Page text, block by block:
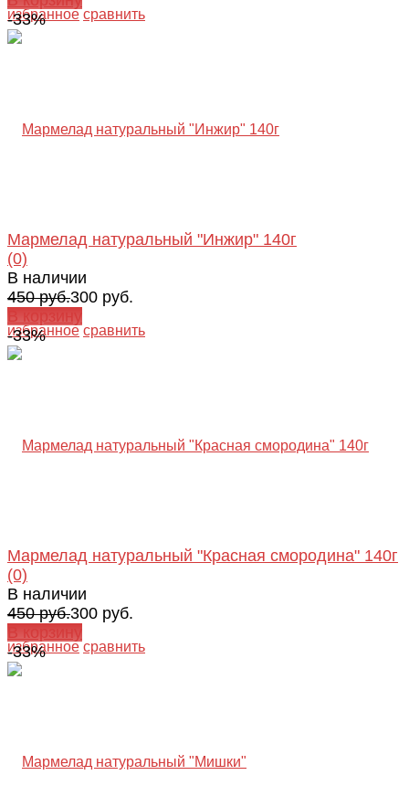
избранное сравнить
-33%
избранное сравнить
Мармелад натуральный "Инжир" 140г
(0)
В наличии
450 руб.300 руб.
В корзину
-33%
избранное сравнить
Мармелад натуральный "Красная смородина" 140г
(0)
В наличии
450 руб.300 руб.
В корзину
-33%